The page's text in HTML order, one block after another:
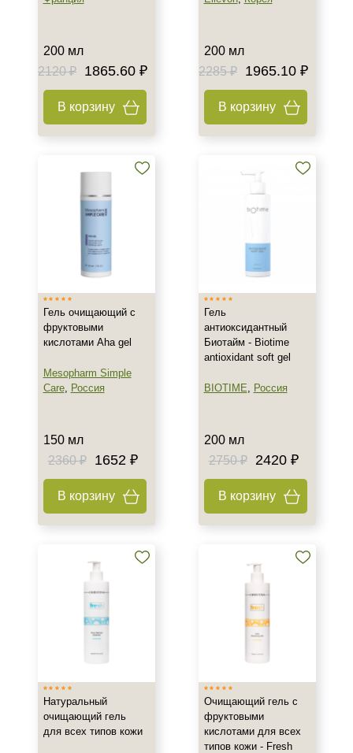
200 мл
2120 ₽
1865.60 ₽
В корзину
200 мл
2285 ₽
1965.10 ₽
В корзину
Гель очищающий с
фруктовыми
кислотами Aha gel
Mesopharm Simple
Care, Россия
150 мл
2360 ₽
1652 ₽
В корзину
Гель
антиоксидантный
Биотайм - Biotime
antioxidant soft gel
BIOTIME, Россия
200 мл
2750 ₽
2420 ₽
В корзину
Натуральный
очищающий гель
для всех типов кожи
Очищающий гель с
фруктовыми
кислотами для всех
типов кожи - Fresh